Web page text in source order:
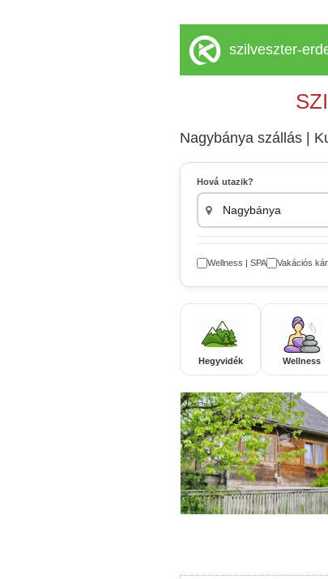
szilveszter-
Nagybánya szállás |
Hová utazik?
Wellness | SPA Vakációs
Hegyvidék Wellness